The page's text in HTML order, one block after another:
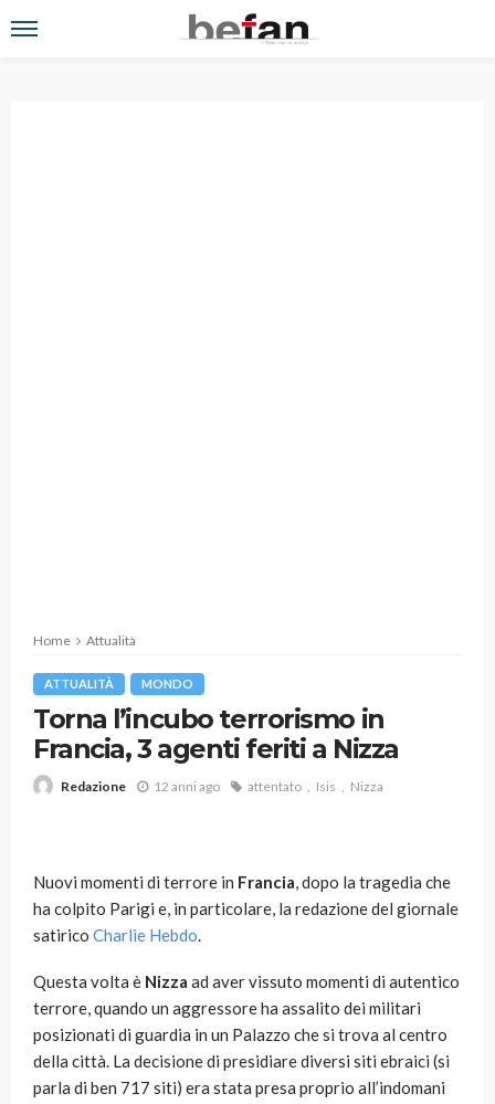
Home Attualità
ATTUALITÀ MONDO
Torna l’incubo terrorismo in
Francia, 3 agenti feriti a Nizza
Redazione 12 anni ago attentato Isis Nizza
Nuovi momenti di terrore in Francia, dopo la tragedia che
ha colpito Parigi e, in particolare, la redazione del giornale
satirico Charlie Hebdo.
Questa volta è Nizza ad aver vissuto momenti di autentico
terrore, quando un aggressore ha assalito dei militari
posizionati di guardia in un Palazzo che si trova al centro
della città. La decisione di presidiare diversi siti ebraici (si
parla di ben 717 siti) era stata presa proprio all’indomani